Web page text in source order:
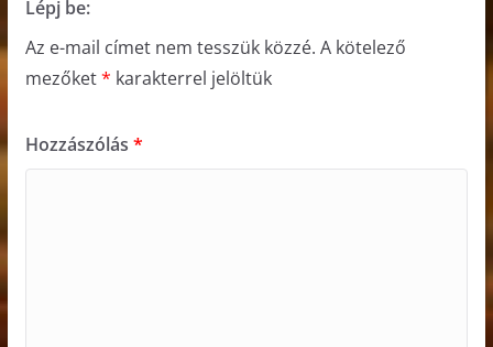
Lépj be:
Az e-mail címet nem tesszük közzé. A kötelező
mezőket* karakterrel jelöltük
Hozzászólás *